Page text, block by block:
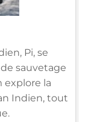
Pi, se
sauvetage
explore la
Indien, tout